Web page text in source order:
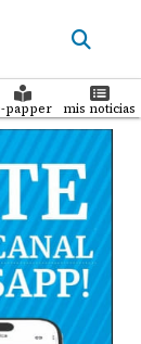
papper mis noticias